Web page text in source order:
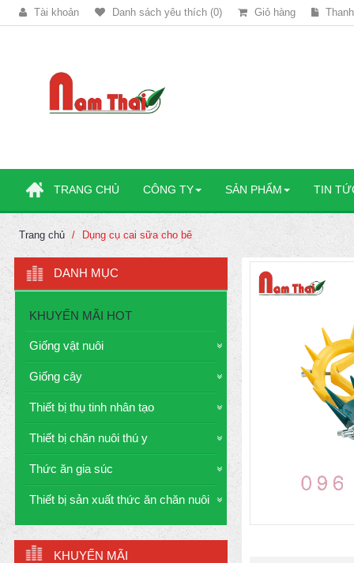
Tài khoản Danh sách yêu thích (0) Giỏ hàng
TRANG CHỦ CÔNG TY SẢN PHẨM TIN
Trang chủ Dụng cụ cai sữa cho bê
DANH MỤC
KHUYẾN MÃI HOT
Giống vật nuôi
Giống cây
Thiết bị thụ tinh nhân tạo
Thiết bị chăn nuôi thú y
Thức ăn gia súc
Thiết bị sản xuất thức ăn chăn nuôi
KHUYẾN MÃI